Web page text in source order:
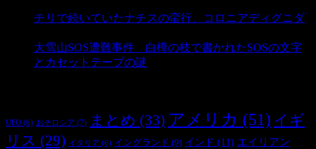
チリで続いていたナチスの蛮行、コロニアディグニダ
大雪山SOS遭難事件 白樺の枝で書かれたSOSの文字
とカセットテープの謎
UFO (6) おそロシア (7) まとめ (33) アメリカ (51) イギ
リス (29) イタリア (6) イングランド (9) インド (11) エイリアン